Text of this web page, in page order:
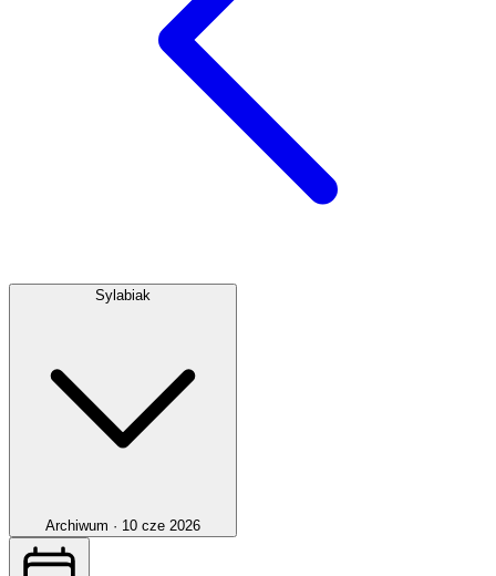
Sylabiak
Archiwum · 10 cze 2026